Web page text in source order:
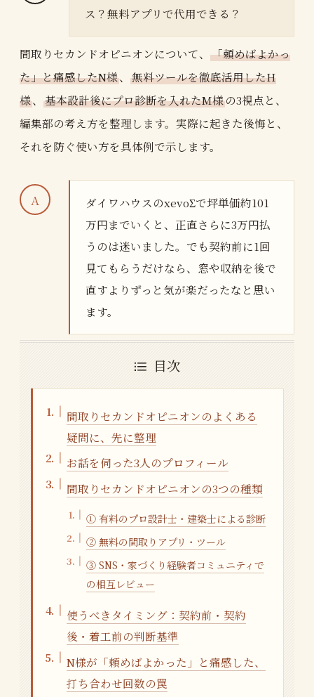
ス？無料アプリで代用できる？
間取りセカンドオピニオンについて、 「頼めばよかっ
た」と痛感したN様、 無料ツールを徹底活用したH
様、 基本設計後にプロ診断を入れたM様の3視点と、
編集部の考え方を整理します。実際に起きた後悔と、
それを防ぐ使い方を具体例で示します。
ダイワハウスのxevoΣで坪単価約101
万円までいくと、正直さらに3万円払
うのは迷いました。でも契約前に1回
見てもらうだけなら、窓や収納を後で
直すよりずっと気が楽だったなと思い
ます。
目次
間取りセカンドオピニオンのよくある
疑問に、先に整理
お話を伺った3人のプロフィール
間取りセカンドオピニオンの3つの種類
① 有料のプロ設計士・建築士による診断
② 無料の間取りアプリ・ツール
③ SNS・家づくり経験者コミュニティで
の相互レビュー
使うべきタイミング：契約前・契約
後・着工前の判断基準
N様が「頼めばよかった」と痛感した、
打ち合わせ回数の罠